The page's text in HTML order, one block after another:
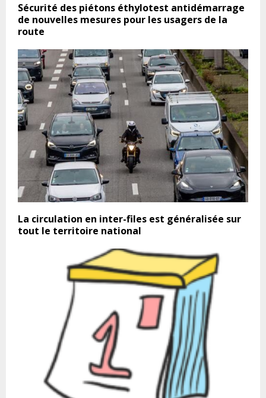
Sécurité des piétons éthylotest antidémarrage
de nouvelles mesures pour les usagers de la
route
La circulation en inter-files est généralisée sur
tout le territoire national